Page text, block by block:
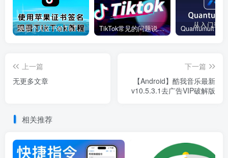
使用个人证书给TikTok签名安装(视频) TikTok常见的问题说明和解决方法
上一篇
无更多文章
下一篇
【Android】酷我音乐最新
v10.5.3.1去广告VIP破解版
相关推荐